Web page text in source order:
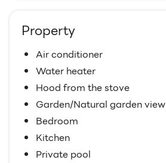
Property
Air conditioner
Water heater
Hood from the stove
Garden/Natural garden view
Bedroom
Kitchen
Private pool